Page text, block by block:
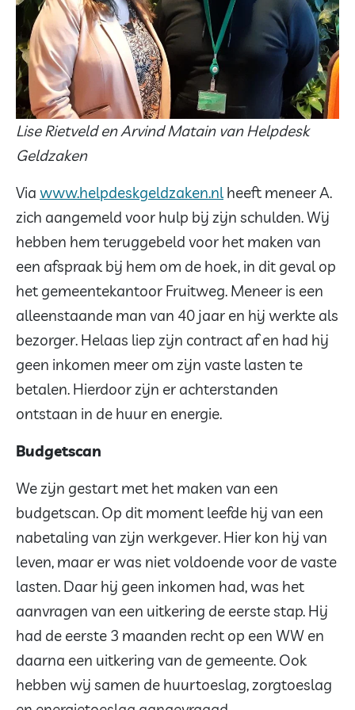
Lise Rietveld en Arvind Matain van Helpdesk
Geldzaken
Via www.helpdeskgeldzaken.nl heeft meneer A.
zich aangemeld voor hulp bij zijn schulden. Wij
hebben hem teruggebeld voor het maken van
een afspraak bij hem om de hoek, in dit geval op
het gemeentekantoor Fruitweg. Meneer is een
alleenstaande man van 40 jaar en hij werkte als
bezorger. Helaas liep zijn contract af en had hij
geen inkomen meer om zijn vaste lasten te
betalen. Hierdoor zijn er achterstanden
ontstaan in de huur en energie.
Budgetscan
We zijn gestart met het maken van een
budgetscan. Op dit moment leefde hij van een
nabetaling van zijn werkgever. Hier kon hij van
leven, maar er was niet voldoende voor de vaste
lasten. Daar hij geen inkomen had, was het
aanvragen van een uitkering de eerste stap. Hij
had de eerste 3 maanden recht op een WW en
daarna een uitkering van de gemeente. Ook
hebben wij samen de huurtoeslag, zorgtoeslag